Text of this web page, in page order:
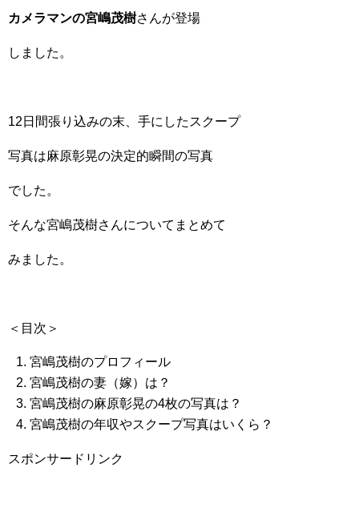
カメラマンの宮嶋茂樹さんが登場
しました。
12日間張り込みの末、手にしたスクープ
写真は麻原彰晃の決定的瞬間の写真
でした。
そんな宮嶋茂樹さんについてまとめて
みました。
＜目次＞
宮嶋茂樹のプロフィール
宮嶋茂樹の妻（嫁）は？
宮嶋茂樹の麻原彰晃の4枚の写真は？
宮嶋茂樹の年収やスクープ写真はいくら？
スポンサードリンク